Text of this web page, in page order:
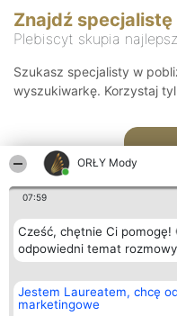
ORŁY Mody
07:59
Cześć, chętnie Ci pomogę!
odpowiedni temat
Jestem Laureatem, chcę
marketingowe
Znajdź specjalistę
Plebiscyt skupia
Szukasz specjalisty w
wyszukiwarkę. Korzystaj
Organizator plebiscytu
Bright Side Solutions sp. z o.
o. sp. k.